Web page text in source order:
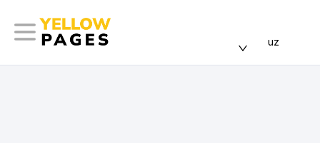
uz